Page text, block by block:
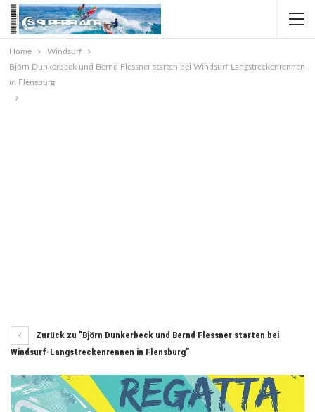
Home
Windsurf
Björn Dunkerbeck und Bernd Flessner starten bei Windsurf-Langstreckenrennen
in Flensburg
Zurück zu "Björn Dunkerbeck und Bernd Flessner starten bei
Windsurf-Langstreckenrennen in Flensburg"